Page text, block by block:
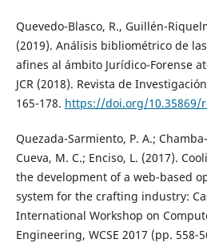
Quevedo-Blasco, R., Guillén-
(2019). Análisis bibliométrico de
afines al ámbito Jurídico-Forense
JCR (2018). Revista de
165-178. https://doi.org/10.35869/
Quezada-Sarmiento, P. A.;
Cueva, M. C.; Enciso, L. (2017).
the development of a web-based
system for the crafting industry:
International Workshop on
Engineering, WCSE 2017 (pp. 558-